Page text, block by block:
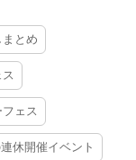
とめ
ェス
休開催イベント